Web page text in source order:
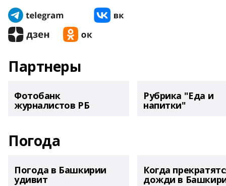
Партнеры
Фотобанк
журналистов РБ
Рубрика "Еда и
напитки"
Погода
Погода в Башкирии
удивит
Когда
дожди в